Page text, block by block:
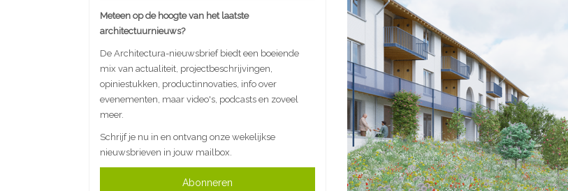
Meteen op de hoogte van het laatste
architectuurnieuws?
De Architectura-nieuwsbrief biedt een boeiende
mix van actualiteit, projectbeschrijvingen,
opiniestukken, productinnovaties, info over
evenementen, maar video's, podcasts en zoveel
meer.
Schrijf je nu in en ontvang onze wekelijkse
nieuwsbrieven in jouw mailbox.
Abonneren